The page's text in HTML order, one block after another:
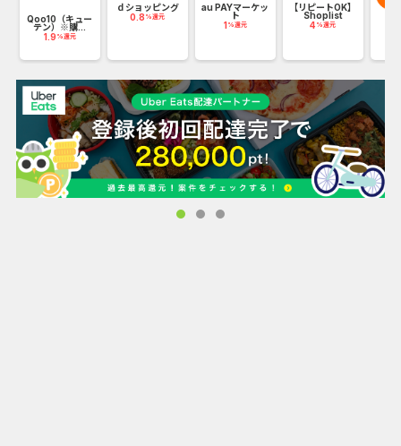
Qoo10（キュー
テン）※購...
1.9 %還元
ｄショッピング
0.8 %還元
au PAYマーケッ
ト
1%還元
【リピートOK】
Shoplist
4 %還元